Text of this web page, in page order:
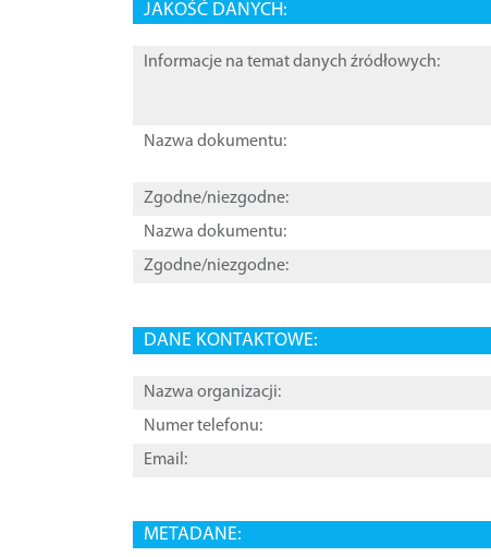
JAKOŚĆ DANYCH:
Informacje na temat danych źródłowych:
Nazwa dokumentu:
Zgodne/niezgodne:
Nazwa dokumentu:
Zgodne/niezgodne:
DANE KONTAKTOWE:
Nazwa organizacji:
Numer telefonu:
Email:
METADANE: